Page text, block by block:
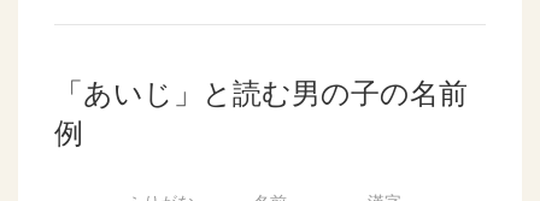
「あいじ」と読む男の子の名前
例